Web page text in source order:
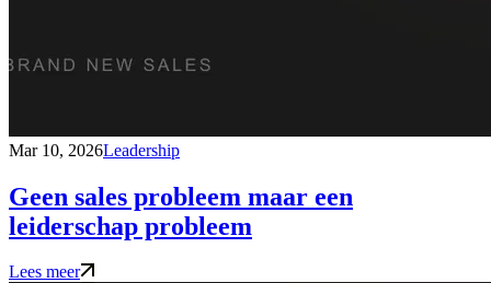
Mar 10, 2026Leadership
Geen sales probleem maar een
leiderschap probleem
Lees meer